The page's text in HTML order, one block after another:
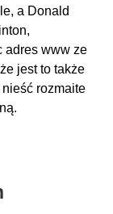
a Donald
adres www ze
jest to także
rozmaite